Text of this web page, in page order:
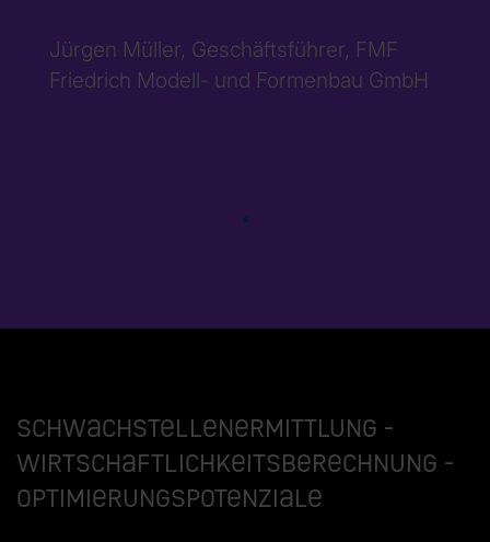
Jürgen Müller, Geschäftsführer, FMF
Friedrich Modell- und Formenbau GmbH
Schwachstellenermittlung -
Wirtschaftlichkeitsberechnung -
Optimierungspotenziale